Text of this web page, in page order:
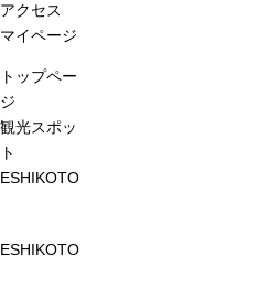
アクセス
マイページ
トップペー
ジ
観光スポッ
ト
ESHIKOTO
ESHIKOTO